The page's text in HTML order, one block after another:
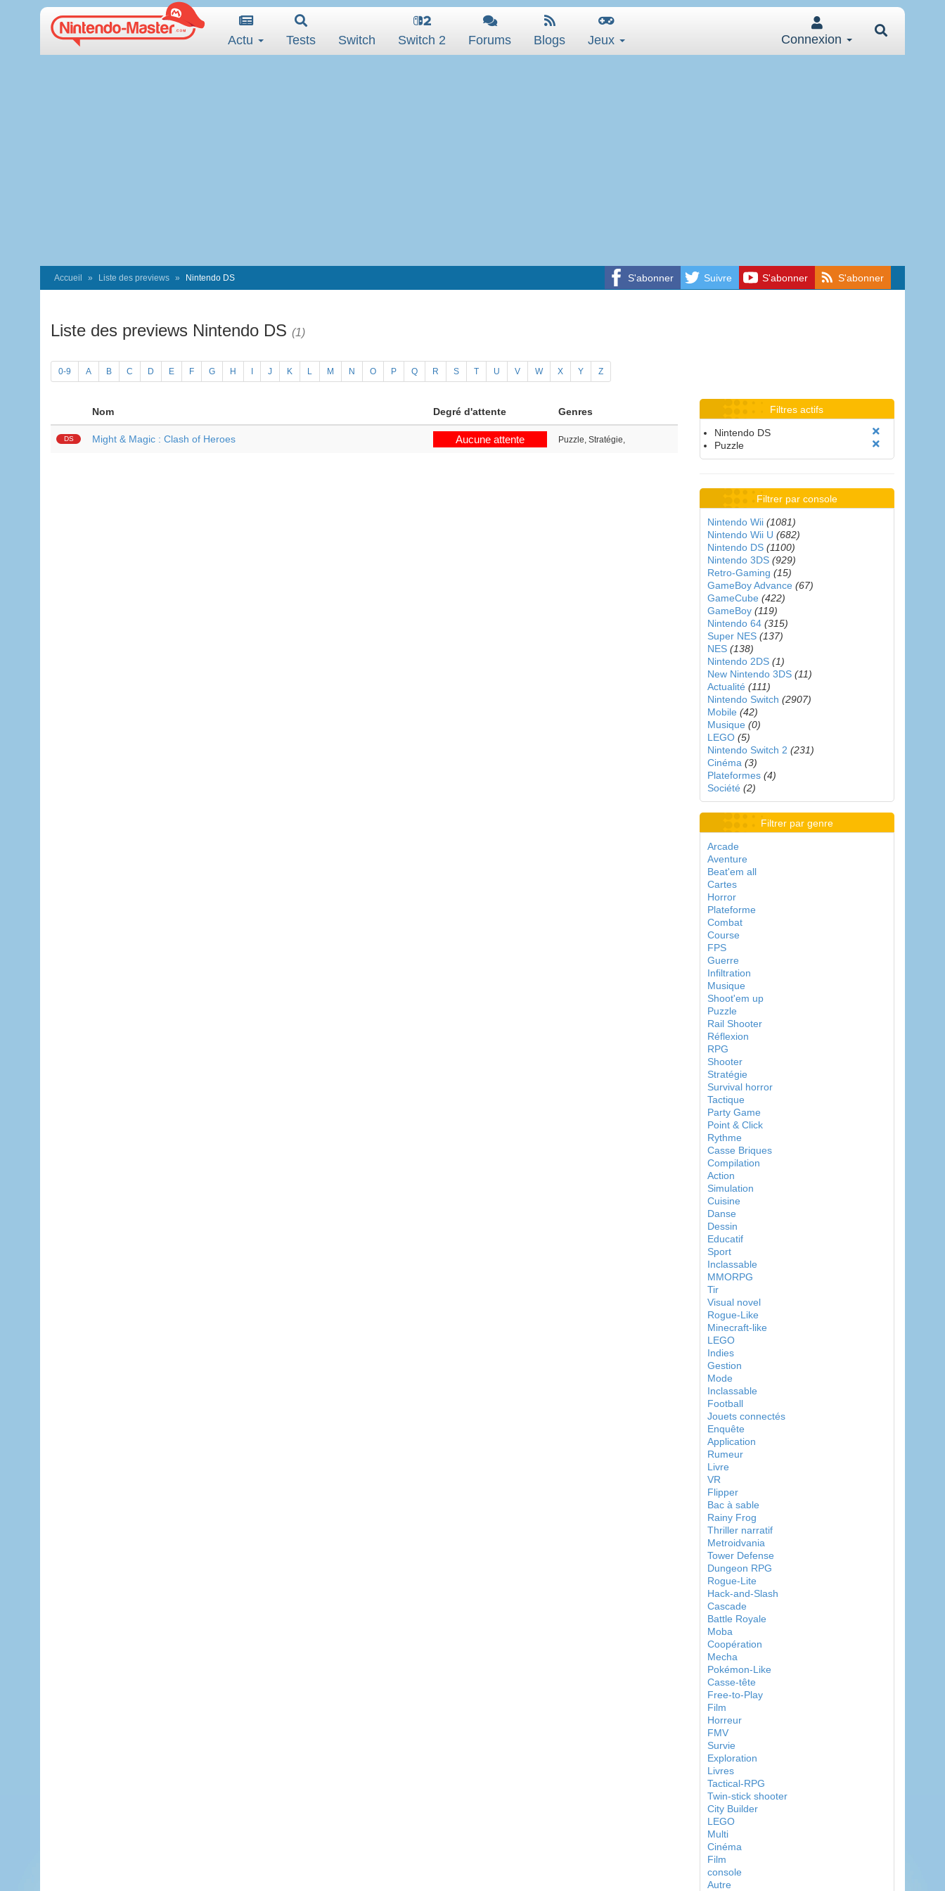
Actu Tests Switch Switch 2 Forums Blogs Jeux Connexion
S'abonner Suivre S'abonner S'abonner
Accueil Liste des previews Nintendo DS
Liste des previews Nintendo DS (1)
0-9 A B C D E F G H J K L M N O P Q R S T U V W X Y Z
Nom Degré d'attente Genres
DS Might & Magic : Clash of Heroes Aucune attente Puzzle, Stratégie,
Filtres actifs
Nintendo DS
Puzzle
Filtrer par console
Nintendo Wii (1081)
Nintendo Wii U (682)
Nintendo DS (1100)
Nintendo 3DS (929)
Retro-Gaming (15)
GameBoy Advance (67)
GameCube (422)
GameBoy (119)
Nintendo 64 (315)
Super NES (137)
NES (138)
Nintendo 2DS (1)
New Nintendo 3DS (11)
Actualité (111)
Nintendo Switch (2907)
Mobile (42)
Musique (0)
LEGO (5)
Nintendo Switch 2 (231)
Cinéma (3)
Plateformes (4)
Société (2)
Filtrer par genre
Arcade
Aventure
Beat'em all
Cartes
Horror
Plateforme
Combat
Course
FPS
Guerre
Infiltration
Musique
Shoot'em up
Puzzle
Rail Shooter
Réflexion
RPG
Shooter
Stratégie
Survival horror
Tactique
Party Game
Point & Click
Rythme
Casse Briques
Compilation
Action
Simulation
Cuisine
Danse
Dessin
Educatif
Sport
Inclassable
MMORPG
Tir
Visual novel
Rogue-Like
Minecraft-like
LEGO
Indies
Gestion
Mode
Inclassable
Football
Jouets connectés
Enquête
Application
Rumeur
Livre
VR
Flipper
Bac à sable
Rainy Frog
Thriller narratif
Metroidvania
Tower Defense
Dungeon RPG
Rogue-Lite
Hack-and-Slash
Cascade
Battle Royale
Moba
Coopération
Mecha
Pokémon-Like
Casse-tête
Free-to-Play
Film
Horreur
FMV
Survie
Exploration
Livres
Tactical-RPG
Twin-stick shooter
City Builder
LEGO
Multi
Cinéma
Film
console
Autre